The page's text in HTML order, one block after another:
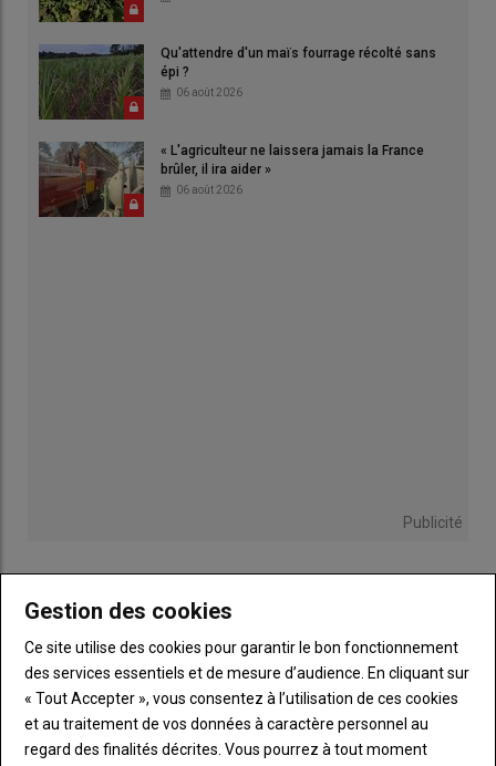
Qu'attendre d'un maïs fourrage récolté sans
épi ?
06 août 2026
« L'agriculteur ne laissera jamais la France
brûler, il ira aider »
06 août 2026
Publicité
titre
TITRE IDENTIFIEZ-VOUS
Body
Connectez-vous à votre compte pour profiter
de votre abonnement
Gestion des cookies
Ce site utilise des cookies pour garantir le bon fonctionnement
des services essentiels et de mesure d’audience. En cliquant sur
« Tout Accepter », vous consentez à l’utilisation de ces cookies
et au traitement de vos données à caractère personnel au
regard des finalités décrites. Vous pourrez à tout moment